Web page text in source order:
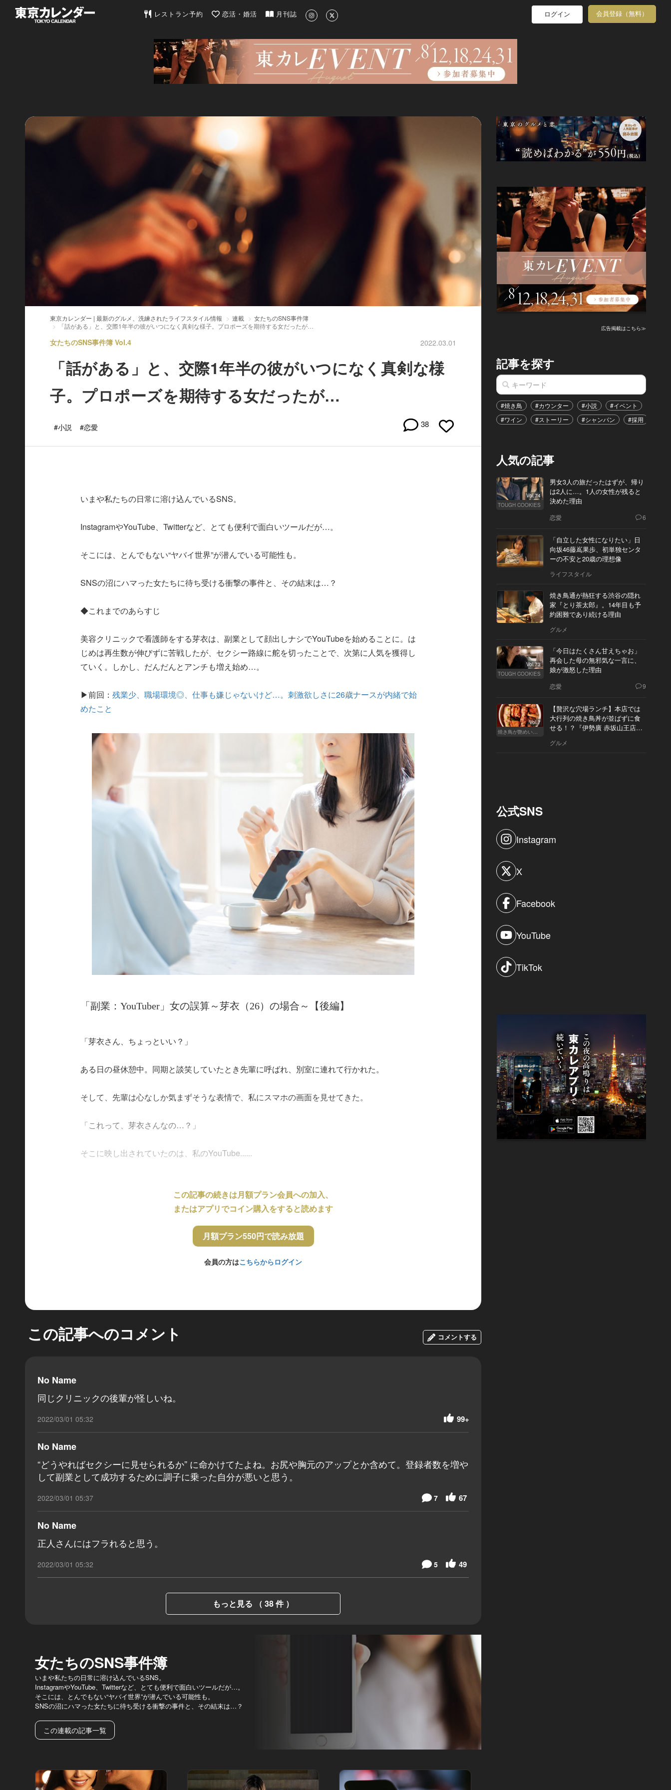
東京カレンダー | 最新のグルメ、洗練されたライフスタイル情報
レストラン予約 恋活・婚活 月刊誌 ログイン 会員登録（無料）
東京カレンダー | 最新のグルメ、洗練されたライフスタイル情報 連載
女たちのSNS事件簿
「話がある」と、交際1年半の彼がいつになく真剣な様子。プロポーズを期待する女だったが…
女たちのSNS事件簿 Vol.4 2022.03.01
「話がある」と、交際1年半の彼がいつになく真剣な様
子。プロポーズを期待する女だったが…
#小説 #恋愛 38
いまや私たちの日常に溶け込んでいるSNS。
InstagramやYouTube、Twitterなど、とても便利で面白いツールだが…。
そこには、とんでもない“ヤバイ世界”が潜んでいる可能性も。
SNSの沼にハマった女たちに待ち受ける衝撃の事件と、その結末は…？
◆これまでのあらすじ
美容クリニックで看護師をする芽衣は、副業として顔出しナシでYouTubeを始めることに。は
じめは再生数が伸びずに苦戦したが、セクシー路線に舵を切ったことで、次第に人気を獲得し
ていく。しかし、だんだんとアンチも増え始め…。
▶前回：残業少、職場環境◎、仕事も嫌じゃないけど…。刺激欲しさに26歳ナースが内緒で始
めたこと
「副業：YouTuber」女の誤算～芽衣（26）の場合～【後編】
「芽衣さん、ちょっといい？」
ある日の昼休憩中。同期と談笑していたとき先輩に呼ばれ、別室に連れて行かれた。
そして、先輩は心なしか気まずそうな表情で、私にスマホの画面を見せてきた。
「これって、芽衣さんなの…？」
そこに映し出されていたのは、私のYouTube......
この記事の続きは月額プラン会員への加入、
またはアプリでコイン購入をすると読めます
月額プラン550円で読み放題
会員の方はこちらからログイン
この記事へのコメント コメントする
No Name
同じクリニックの後輩が怪しいね。
2022/03/01 05:32 99+
No Name
“どうやればセクシーに見せられるか” に命かけてたよね。お尻や胸元のアップとか含めて。登録者数を増や
して副業として成功するために調子に乗った自分が悪いと思う。
2022/03/01 05:37 67
7
No Name
正人さんにはフラれると思う。
2022/03/01 05:32 49
5
もっと見る （ 38 件 ）
女たちのSNS事件簿
いまや私たちの日常に溶け込んでいるSNS。
InstagramやYouTube、Twitterなど、とても便利で面白いツールだが…。
そこには、とんでもない“ヤバイ世界”が潜んでいる可能性も。
SNSの沼にハマった女たちに待ち受ける衝撃の事件と、その結末は…？
この連載の記事一覧
広告掲載はこちら≫
記事を探す
#焼き鳥 #カウンター #小説 #イベント
#ワイン
#ストーリー #シャンパン #採用
人気の記事
Vol.74
TOUGH COOKIES
男女3人の旅だったはずが、帰り
は2人に…。1人の女性が残ると
決めた理由
恋愛 6
「自立した女性になりたい」日
向坂46藤嶌果歩、初単独センタ
ーの不安と20歳の理想像
ライフスタイル
焼き鳥通が熱狂する渋谷の隠れ
家『とり茶太郎』。14年目も予
約困難であり続ける理由
グルメ
Vol.73
TOUGH COOKIES
「今日はたくさん甘えちゃお」
再会した母の無邪気な一言に、
娘が激怒した理由
恋愛 9
Vol.7
焼き鳥が艶めいてきた
【贅沢な穴場ランチ】本店では
大行列の焼き鳥丼が並ばずに食
せる！？『伊勢廣 赤坂山王店』
グルメ
公式SNS
Instagram
X
Facebook
YouTube
TikTok